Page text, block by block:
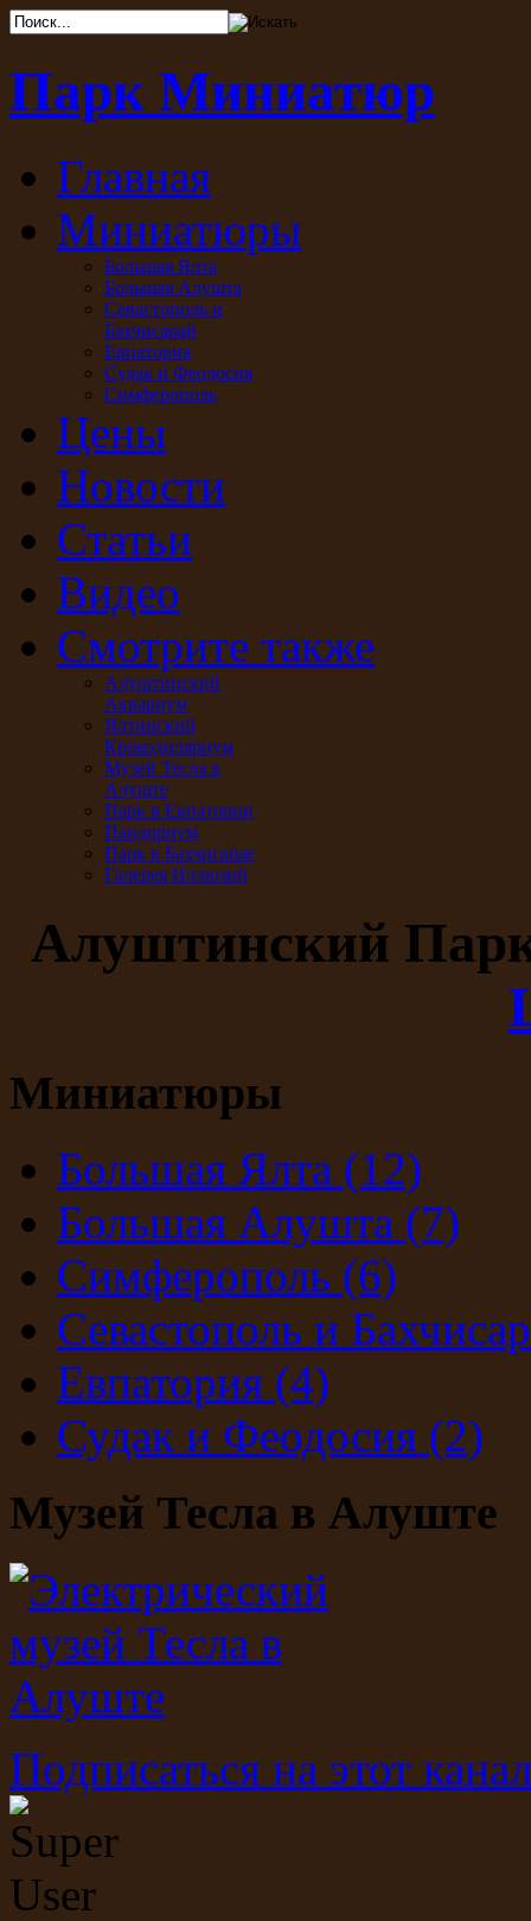
Парк Миниатюр
Главная
Миниатюры
Большая Ялта
Большая Алушта
Севастополь и
Бахчисарай
Евпатория
Судак и Феодосия
Симферополь
Цены
Новости
Статьи
Видео
Смотрите также
Алуштинский
Аквариум
Ялтинский
Крокодиляриум
Музей Тесла в
Алуште
Парк в Евпатории
Пандориум
Парк в Бахчисарае
Галерея Иллюзий
Алуштинский
Миниатюры
Большая Ялта (12)
Большая Алушта (7)
Симферополь (6)
Севастополь и
Евпатория (4)
Судак и Феодосия (2)
Музей Тесла в Алуште
Подписаться на этот